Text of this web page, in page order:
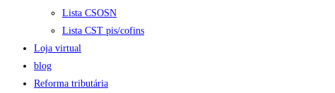
Lista CSOSN
Lista CST pis/cofins
Loja virtual
blog
Reforma tributária